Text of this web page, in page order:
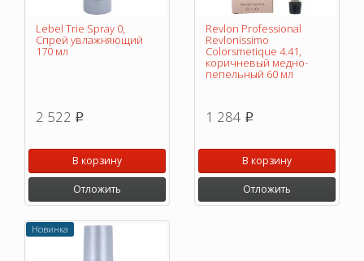
Lebel Trie Spray 0,
Спрей увлажняющий
170 мл
2 522 p
В корзину
Отложить
Revlon Professional
Revlonissimo
Colorsmetique 4.41,
коричневый медно-
пепельный 60 мл
1 284 p
В корзину
Отложить
Новинка